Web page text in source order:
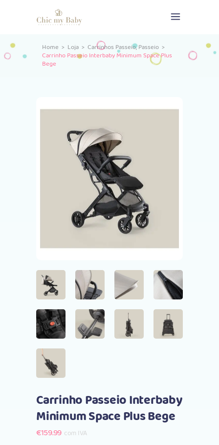
Home > Loja > Carrinhos Passeio,Passeio >
Carrinho Passeio Interbaby Minimum Space Plus
Bege
Carrinho Passeio Interbaby
Minimum Space Plus Bege
€159.99 com IVA